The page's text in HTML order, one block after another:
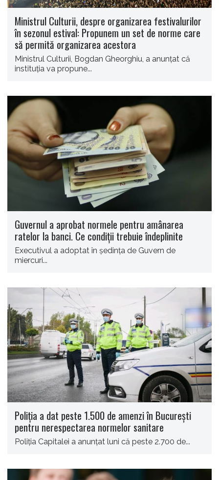
Ministrul Culturii, despre organizarea festivalurilor
în sezonul estival: Propunem un set de norme care
să permită organizarea acestora
Ministrul Culturii, Bogdan Gheorghiu, a anunţat că
instituţia va propune...
Guvernul a aprobat normele pentru amânarea
ratelor la banci. Ce condiții trebuie îndeplinite
Executivul a adoptat în şedinţa de Guvern de
miercuri...
Poliţia a dat peste 1.500 de amenzi în Bucureşti
pentru nerespectarea normelor sanitare
Poliţia Capitalei a anunţat luni că peste 2.700 de...